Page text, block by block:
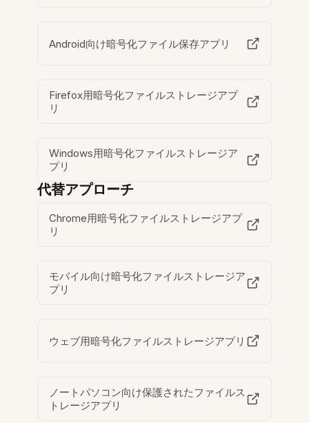
Android向け暗号化ファイル保存アプリ
Firefox用暗号化ファイルストレージアプ
リ
Windows用暗号化ファイルストレージア
プリ
代替アプローチ
Chrome用暗号化ファイルストレージアプ
リ
モバイル向け暗号化ファイルストレージア
プリ
ウェブ用暗号化ファイルストレージアプリ
ノートパソコン向け保護されたファイルス
トレージアプリ